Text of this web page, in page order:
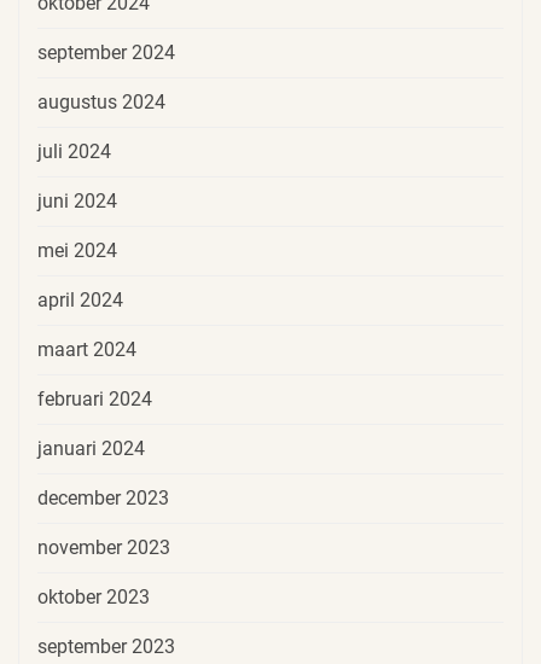
september 2024
augustus 2024
juli 2024
juni 2024
mei 2024
april 2024
maart 2024
februari 2024
januari 2024
december 2023
november 2023
oktober 2023
september 2023